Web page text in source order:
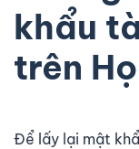
khẩu
trên
Để lấy lại mật